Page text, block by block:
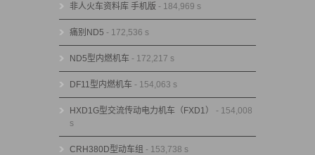
非人火车资料库 手机版 - 184,969 s
痛别ND5 - 172,536 s
ND5型内燃机车 - 172,217 s
DF11型内燃机车 - 154,063 s
HXD1G型交流传动电力机车（FXD1）
- 154,008
s
CRH380D型动车组 - 153,738 s